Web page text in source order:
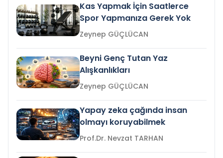
Kas Yapmak İçin Saatlerce
Spor Yapmanıza Gerek Yok
Zeynep GÜÇLÜCAN
Beyni Genç Tutan Yaz
Alışkanlıkları
Zeynep GÜÇLÜCAN
Yapay zeka çağında insan
olmayı koruyabilmek
Prof.Dr. Nevzat TARHAN